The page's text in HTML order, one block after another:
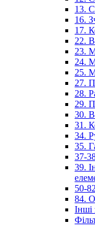
13.
16.
17.
22.
23.
24.
25.
27.
28.
29.
30.
31.
34.
35.
37-
39.
50-
84.
Інші